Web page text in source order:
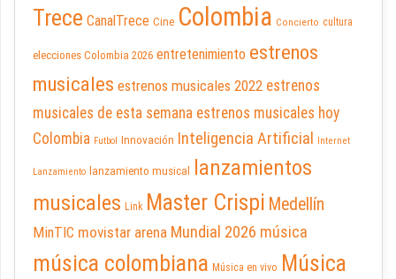
Trece CanalTrece Cine Colombia Concierto cultura
elecciones Colombia 2026 entretenimiento estrenos
musicales estrenos musicales 2022 estrenos
musicales de esta semana estrenos musicales hoy
Colombia Futbol Innovación Inteligencia Artificial Internet
Lanzamiento lanzamiento musical
lanzamientos
musicales Link Master Crispi Medellín
MinTIC movistar arena Mundial 2026 música
música colombiana Música en vivo Música